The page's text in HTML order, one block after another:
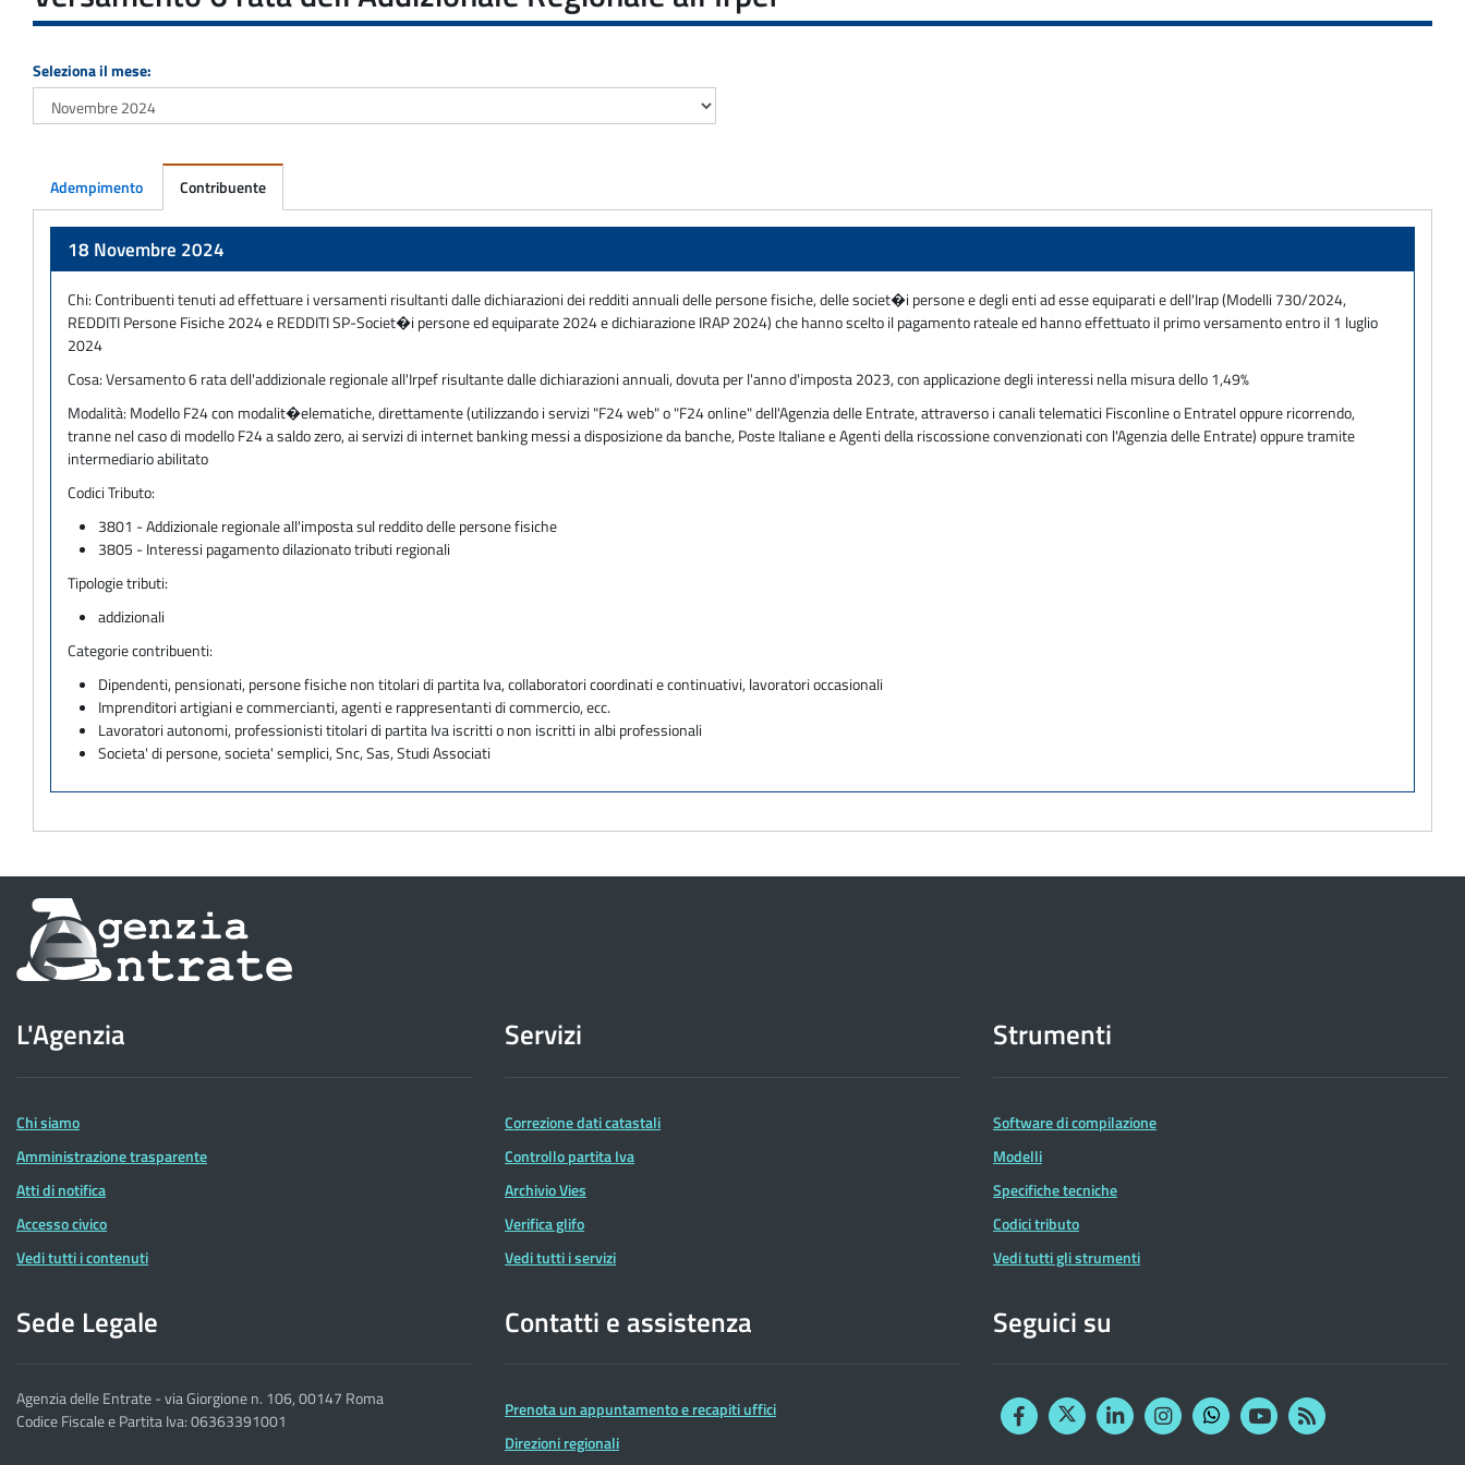
Seleziona il mese:
Adempimento Contribuente
18 Novembre 2024
Chi:Contribuenti tenuti ad effettuare i versamenti risultanti dalle dichiarazioni dei redditi annuali delle persone fisiche, delle societ�i persone e degli enti ad esse equiparati e dell'Irap (Modelli 730/2024,
REDDITI Persone Fisiche 2024 e REDDITI SP-Societ�i persone ed equiparate 2024 e dichiarazione IRAP 2024) che hanno scelto il pagamento rateale ed hanno effettuato il primo versamento entro il 1 luglio
2024
Cosa:Versamento 6 rata dell'addizionale regionale all'Irpef risultante dalle dichiarazioni annuali, dovuta per l'anno d'imposta 2023, con applicazione degli interessi nella misura dello 1,49%
Modalità: Modello F24 con modalit�elematiche, direttamente (utilizzando i servizi "F24 web" o "F24 online" dell'Agenzia delle Entrate, attraverso i canali telematici Fisconline o Entratel oppure ricorrendo,
tranne nel caso di modello F24 a saldo zero, ai servizi di internet banking messi a disposizione da banche, Poste Italiane e Agenti della riscossione convenzionati con l'Agenzia delle Entrate) oppure tramite
intermediario abilitato
Codici Tributo:
3801 - Addizionale regionale all'imposta sul reddito delle persone fisiche
3805 - Interessi pagamento dilazionato tributi regionali
Tipologie tributi:
addizionali
Categorie contribuenti:
Dipendenti, pensionati, persone fisiche non titolari di partita Iva, collaboratori coordinati e continuativi, lavoratori occasionali
Imprenditori artigiani e commercianti, agenti e rappresentanti di commercio, ecc.
Lavoratori autonomi, professionisti titolari di partita Iva iscritti o non iscritti in albi professionali
Societa' di persone, societa' semplici, Snc, Sas, Studi Associati
Informazioni
sul
dell'Agenzia
delle
Entrate
L'Agenzia
Chi siamo
Amministrazione trasparente
Atti di notifica
Accesso civico
Vedi tutti i contenuti
Servizi
Correzione dati catastali
Controllo partita Iva
Archivio Vies
Verifica glifo
Vedi tutti i servizi
Strumenti
Software di compilazione
Modelli
Specifiche tecniche
Codici tributo
Vedi tutti gli strumenti
Sede Legale
Agenzia delle Entrate - via Giorgione n. 106, 00147 Roma
Codice Fiscale e Partita Iva: 06363391001
Contatti e assistenza
Prenota un appuntamento e recapiti uffici
Direzioni regionali
Seguici su
FacebookTwitterLinkedinInstagram
YouTubeRSS